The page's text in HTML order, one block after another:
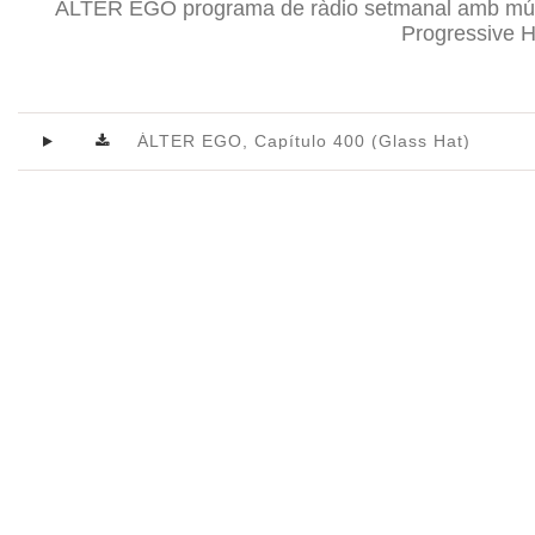
ÁLTER EGO programa de ràdio setmanal amb
Progressive
ÁLTER EGO, Capítulo 400 (Glass Hat)